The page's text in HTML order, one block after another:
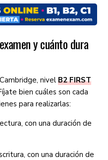
y cuánto dura
nivelB2 FIRST
bien cuáles son cada
para realizarlas:
con una duración de
con una duración de